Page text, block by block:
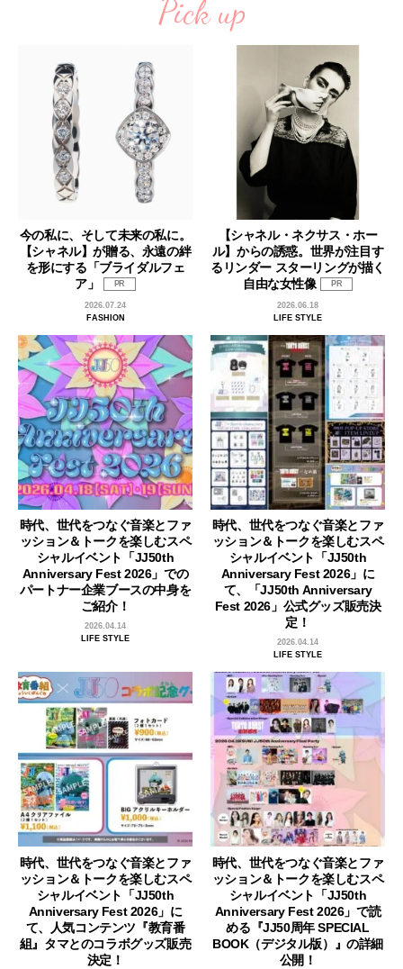
Pick up
今の私に、そして未来の私に。
【シャネル】が贈る、永遠の絆
を形にする「ブライダルフェ
ア」
PR
2026.07.24
FASHION
【シャネル・ネクサス・ホー
ル】からの誘惑。世界が注目す
るリンダー スターリングが描く
自由な女性像
PR
2026.06.18
LIFE STYLE
時代、世代をつなぐ音楽とファ
ッション＆トークを楽しむスペ
シャルイベント「JJ50th
Anniversary Fest 2026」での
パートナー企業ブースの中身を
ご紹介！
2026.04.14
LIFE STYLE
時代、世代をつなぐ音楽とファ
ッション＆トークを楽しむスペ
シャルイベント「JJ50th
Anniversary Fest 2026」に
て、「JJ50th Anniversary
Fest 2026」公式グッズ販売決
定！
2026.04.14
LIFE STYLE
時代、世代をつなぐ音楽とファ
ッション＆トークを楽しむスペ
シャルイベント「JJ50th
Anniversary Fest 2026」に
て、人気コンテンツ『教育番
組』タマとのコラボグッズ販売
決定！
時代、世代をつなぐ音楽とファ
ッション＆トークを楽しむスペ
シャルイベント「JJ50th
Anniversary Fest 2026」で読
める『JJ50周年 SPECIAL
BOOK（デジタル版）』の詳細
公開！